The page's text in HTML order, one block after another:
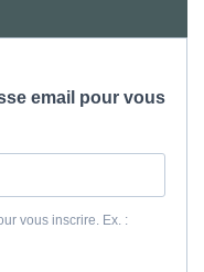
email pour vous
vous inscrire. Ex. :